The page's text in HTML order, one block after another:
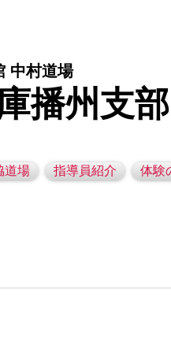
中村道場
播州支部
道場 指導員紹介 体験